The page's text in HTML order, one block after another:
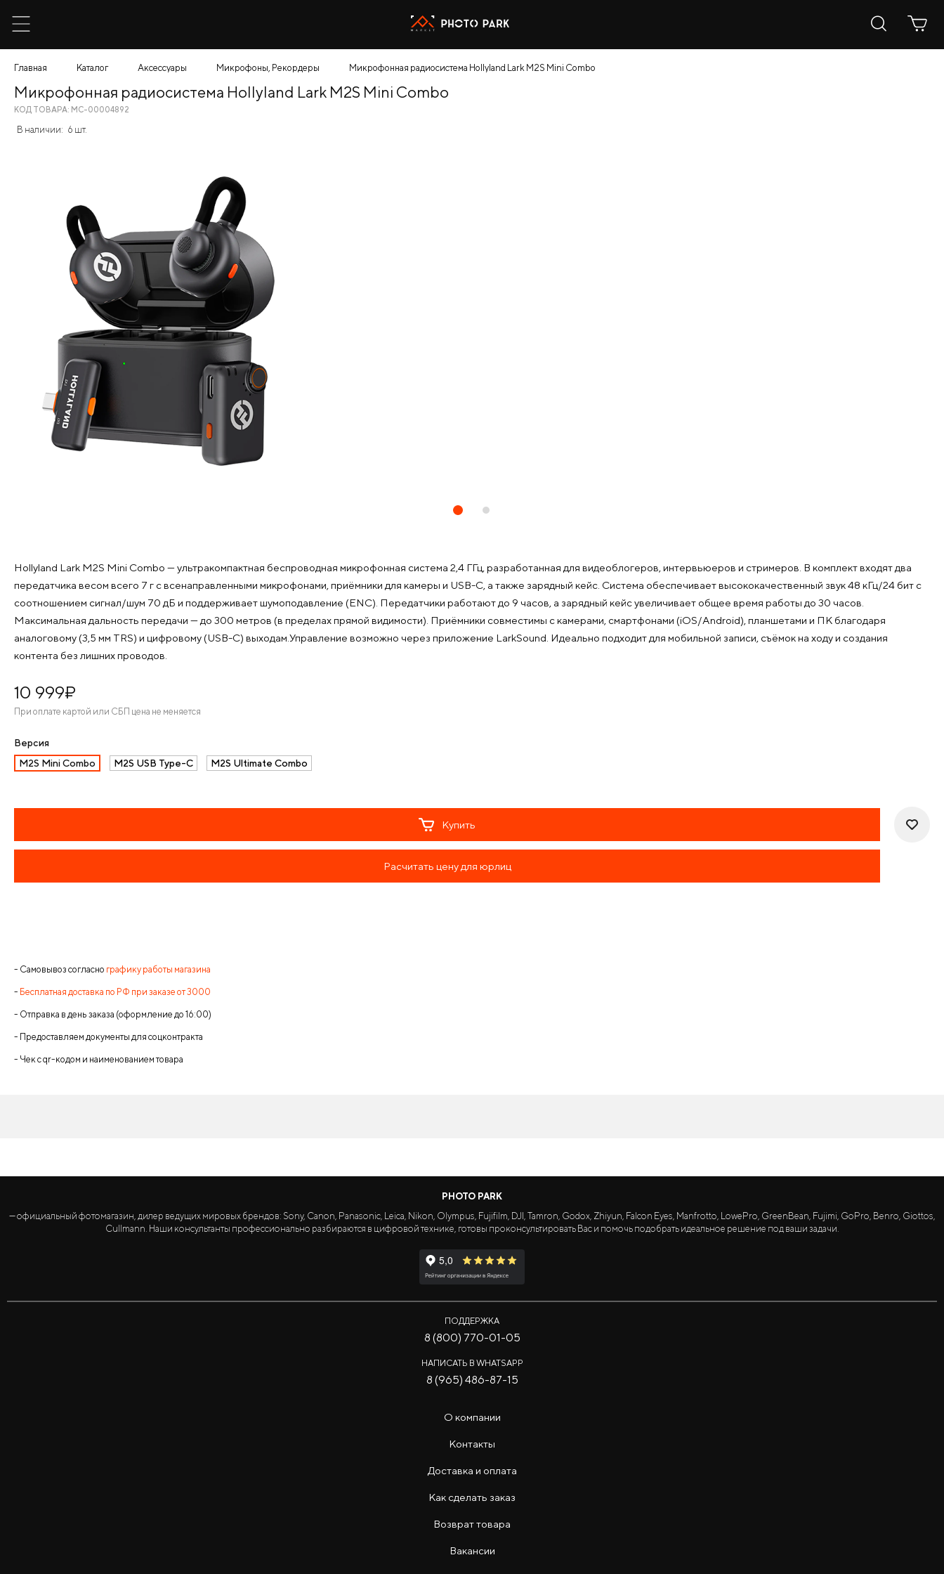
Главная Каталог Аксессуары Микрофоны, Рекордеры Микрофонная радиосистема Hollyland Lark M2S Mini Combo
Hollyland Lark M2S Mini Combo — ультракомпактная беспроводная микрофонная система 2,4 ГГц, разработанная для видеоблогеров, интервьюеров и стримеров. В комплект входят два
передатчика весом всего 7 г с всенаправленными микрофонами, приёмники для камеры и USB-C, а также зарядный кейс. Система обеспечивает высококачественный звук 48 кГц/24 бит с
соотношением сигнал/шум 70 дБ и поддерживает шумоподавление (ENC). Передатчики работают до 9 часов, а зарядный кейс увеличивает общее время работы до 30 часов.
Максимальная дальность передачи — до 300 метров (в пределах прямой видимости). Приёмники совместимы с камерами, смартфонами (iOS/Android), планшетами и ПК благодаря
аналоговому (3,5 мм TRS) и цифровому (USB-C) выходам.Управление возможно через приложение LarkSound. Идеально подходит для мобильной записи, съёмок на ходу и создания
контента без лишних проводов.
10 999¤
При оплате картой или СБП цена не меняется
Версия
M2S Mini Combo
M2S USB Type-C M2S Ultimate Combo
Купить
Расчитать цену для юрлиц
- Самовывоз согласно графику работы магазина
- Бесплатная доставка по РФ при заказе от 3000
- Отправка в день заказа (оформление до 16:00)
- Предоставляем документы для соцконтракта
- Чек с qr-кодом и наименованием товара
Микрофонная радиосистема Hollyland Lark M2S Mini Combo
КОД ТОВАРА: МС-00004892
В наличии: 6 шт.
PHOTO PARK
— официальный фотомагазин, дилер ведущих мировых брендов: Sony, Canon, Panasonic, Leica, Nikon, Olympus, Fujifilm, DJI, Tamron, Godox, Zhiyun, Falcon Eyes, Manfrotto, LowePro, GreenBean, Fujimi, GoPro, Benro, Giottos,
Cullmann. Наши консультанты профессионально разбираются в цифровой технике, готовы проконсультировать Вас и помочь подобрать идеальное решение под ваши задачи.
ПОДДЕРЖКА
8 (800) 770-01-05
НАПИСАТЬ В WHATSAPP
8 (965) 486-87-15
О компании
Контакты
Доставка и оплата
Как сделать заказ
Возврат товара
Вакансии